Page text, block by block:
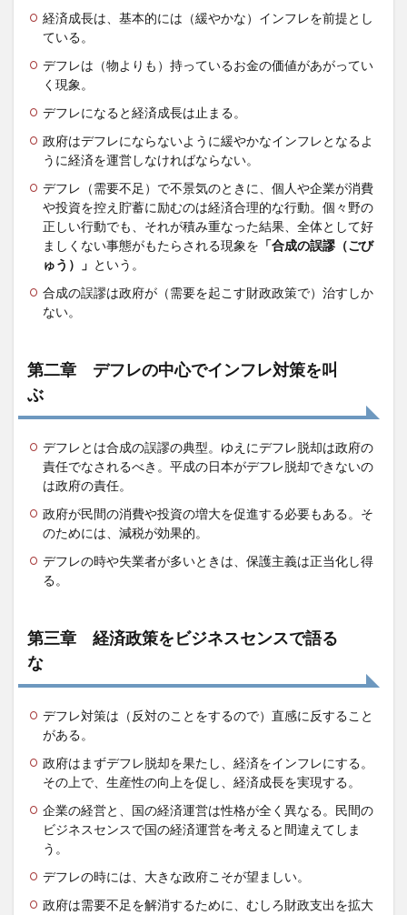
分で否
定した
者
第十二
章 変
節を繰
り返す
経済学
者
3.13
第十三
章 間
直せな
い経済
第十四
らない
理由で
消費税
増税を
叫ぶ経
済学者
3.15
章 主
流経済
ある
本書
める
理由
経済成長は、基本的には（緩やかな）インフレを前提とし
ている。
デフレは（物よりも）持っているお金の価値があがってい
く現象。
デフレになると経済成長は止まる。
政府はデフレにならないように緩やかなインフレとなるよ
うに経済を運営しなければならない。
デフレ（需要不足）で不景気のときに、個人や企業が消費
や投資を控え貯蓄に励むのは経済合理的な行動。個々野の
正しい行動でも、それが積み重なった結果、全体として好
ましくない事態がもたらされる現象を 「合成の誤謬（ごび
ゅう）」 という。
合成の誤謬は政府が（需要を起こす財政政策で）治すしか
ない。
第二章 デフレの中心でインフレ対策を叫
ぶ
デフレとは合成の誤謬の典型。ゆえにデフレ脱却は政府の
責任でなされるべき。平成の日本がデフレ脱却できないの
は政府の責任。
政府が民間の消費や投資の増大を促進する必要もある。そ
のためには、減税が効果的。
デフレの時や失業者が多いときは、保護主義は正当化し得
る。
第三章 経済政策をビジネスセンスで語る
な
デフレ対策は（反対のことをするので）直感に反すること
がある。
政府はまずデフレ脱却を果たし、経済をインフレにする。
その上で、生産性の向上を促し、経済成長を実現する。
企業の経営と、国の経済運営は性格が全く異なる。民間の
ビジネスセンスで国の経済運営を考えると間違えてしま
う。
デフレの時には、大きな政府こそが望ましい。
政府は需要不足を解消するために、むしろ財政支出を拡大